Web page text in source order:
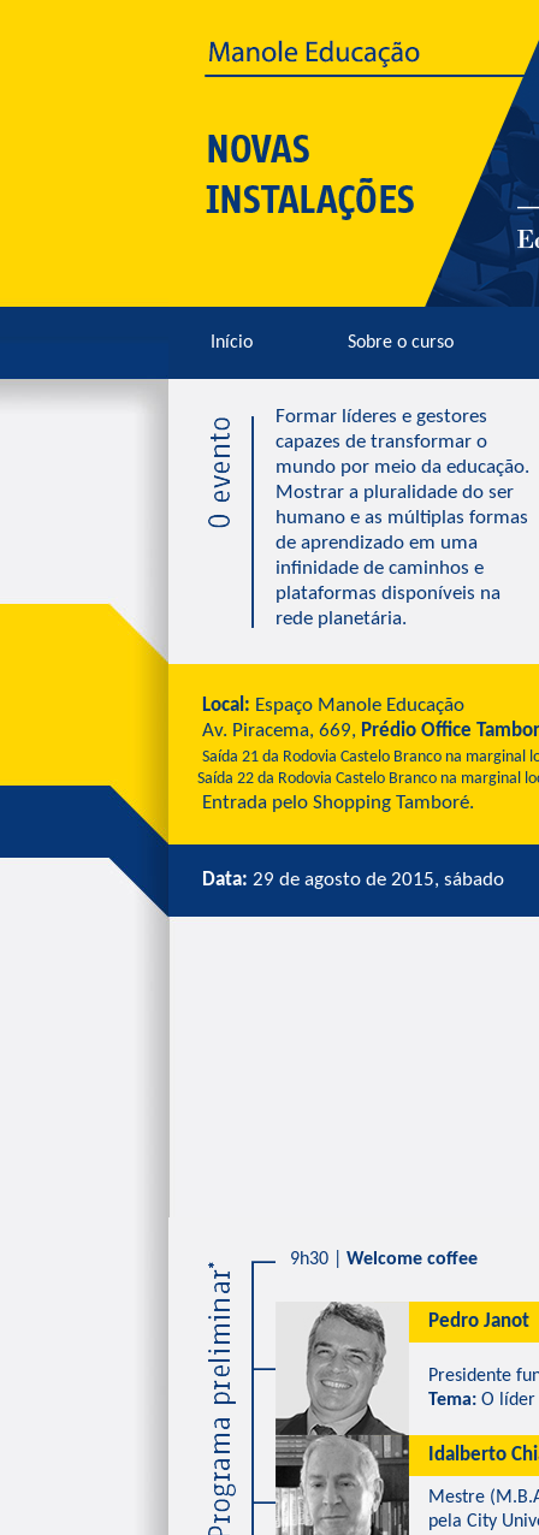
Início Sobre o curso
Formar líderes e gestores
capazes de transformar o
mundo por meio da educação.
Mostrar a pluralidade do ser
humano e as múltiplas formas
de aprendizado em uma
infinidade de caminhos e
plataformas disponíveis na
rede planetária.
Local: Espaço Manole Educação
Av. Piracema, 669, Prédio Office
Saída 21 da Rodovia Castelo Branco na marginal
Saída 22 da Rodovia Castelo Branco na marginal
Entrada pelo Shopping Tamboré.
Data: 29 de agosto de 2015, sábado
9h30 | Welcome coffee
Pedro Janot
Presidente
Tema: O
Idalberto
Mestre
pela City